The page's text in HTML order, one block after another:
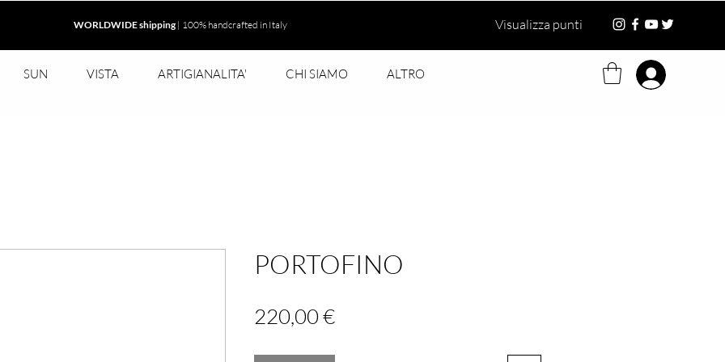
WORLDWIDE shipping | 100% handcrafted in Italy Visualizza punti
SUN VISTA ARTIGIANALITA' CHI SIAMO ALTRO
PORTOFINO
220,00 €Prezzo